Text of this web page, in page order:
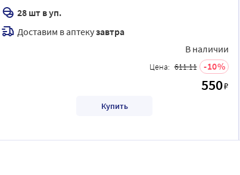
28 шт в уп.
Доставим в аптекузавтра
В наличии
Цена: 611.11 10
550₽
Купить